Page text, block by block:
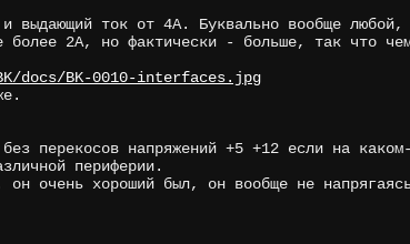
выдающий ток от 4А. Буквально вообще
более 2А, но фактически - больше, так что
docs/BK-0010-interfaces.jpg
перекосов напряжений +5 +12 если на
периферии.
очень хороший был, он вообще не